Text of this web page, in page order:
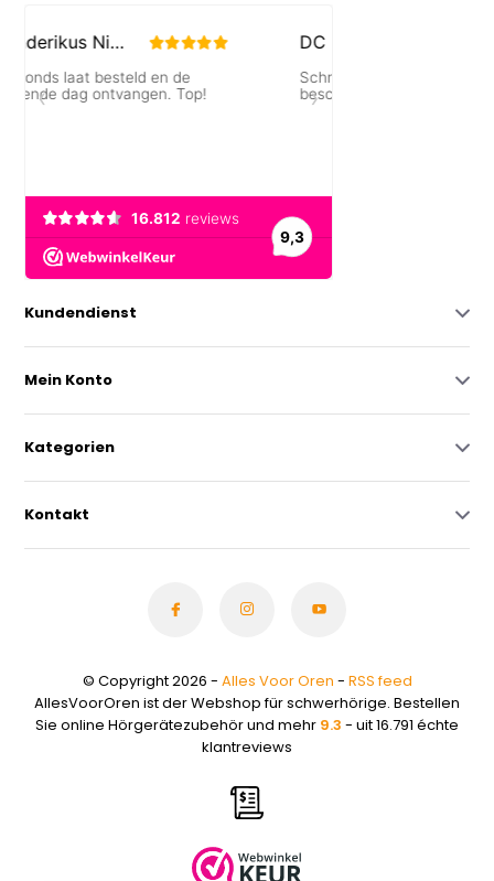
Kundendienst
Mein Konto
Kategorien
Kontakt
© Copyright 2026 - Alles Voor Oren - RSS feed
AllesVoorOren ist der Webshop für schwerhörige. Bestellen
Sie online Hörgerätezubehör und mehr 9.3 - uit 16.791 échte
klantreviews